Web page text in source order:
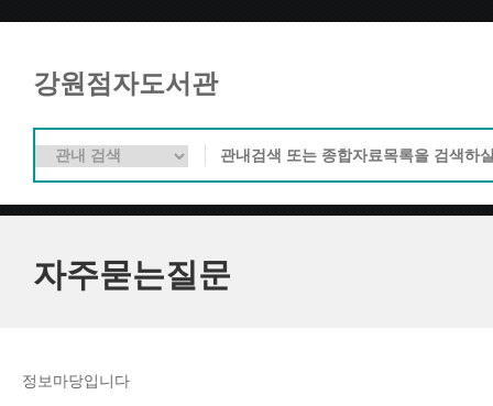
강원점자도서관
자주묻는질문
정보마당입니다